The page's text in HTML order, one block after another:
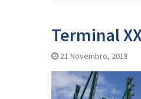
Terminal
21 Novembro, 2018